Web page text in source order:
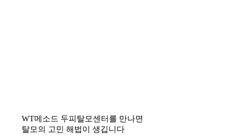
WT메소드 두피탈모센터를 만나면
탈모의 고민 해법이 생깁니다